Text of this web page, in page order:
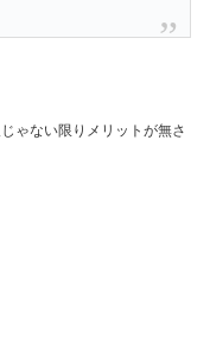
ゃない限りメリットが無さ